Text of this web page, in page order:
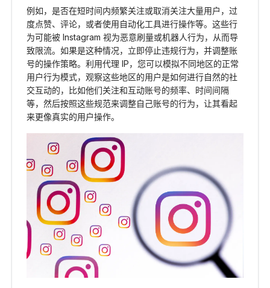
例如，是否在短时间内频繁关注或取消关注大量用户，过
度点赞、评论，或者使用自动化工具进行操作等。这些行
为可能被 Instagram 视为恶意刷量或机器人行为，从而导
致限流。如果是这种情况，立即停止违规行为，并调整账
号的操作策略。利用代理 IP，您可以模拟不同地区的正常
用户行为模式，观察这些地区的用户是如何进行自然的社
交互动的，比如他们关注和互动账号的频率、时间间隔
等，然后按照这些规范来调整自己账号的行为，让其看起
来更像真实的用户操作。